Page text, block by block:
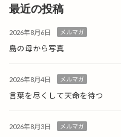
最近の投稿
2026年8月6日 メルマガ
島の母から写真
2026年8月4日 メルマガ
言葉を尽くして天命を待つ
2026年8月3日 メルマガ